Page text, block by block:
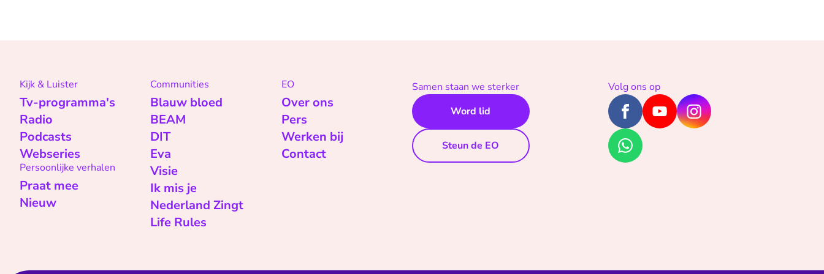
Kijk & Luister
Tv-programma's
Radio
Podcasts
Webseries
Persoonlijke verhalen
Praat mee
Nieuw
Communities
Blauw bloed
BEAM
DIT
Eva
Visie
Ik mis je
Nederland Zingt
Life Rules
EO
Over ons
Pers
Werken bij
Contact
Samen staan we sterker
Word lid
Steun de EO
Volg ons op